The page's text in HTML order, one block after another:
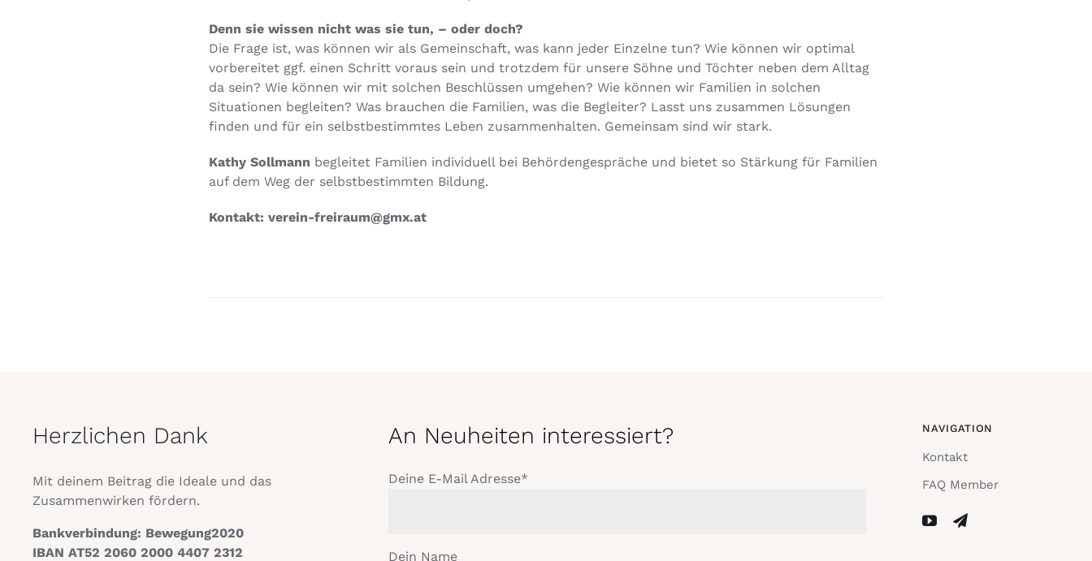
Denn sie wissen nicht was sie tun, – oder doch?
Die Frage ist, was können wir als Gemeinschaft, was kann jeder Einzelne tun? Wie können wir optimal
vorbereitet ggf. einen Schritt voraus sein und trotzdem für unsere Söhne und Töchter neben dem Alltag
da sein? Wie können wir mit solchen Beschlüssen umgehen? Wie können wir Familien in solchen
Situationen begleiten? Was brauchen die Familien, was die Begleiter? Lasst uns zusammen Lösungen
finden und für ein selbstbestimmtes Leben zusammenhalten. Gemeinsam sind wir stark.
Kathy Sollmann begleitet Familien individuell bei Behördengespräche und bietet so Stärkung für Familien
auf dem Weg der selbstbestimmten Bildung.
Kontakt: verein-freiraum@gmx.at
Herzlichen Dank
Mit deinem Beitrag die Ideale und das
Zusammenwirken fördern.
Bankverbindung: Bewegung2020
IBAN AT52 2060 2000 4407 2312
An Neuheiten interessiert?
Deine E-Mail Adresse*
Dein Name
NAVIGATION
Kontakt
FAQ Member